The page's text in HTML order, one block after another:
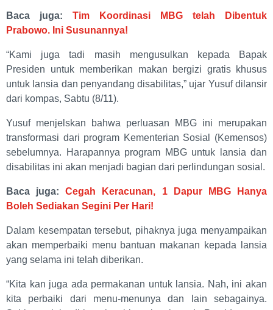
Baca juga: Tim Koordinasi MBG telah Dibentuk
Prabowo. Ini Susunannya!
“Kami juga tadi masih mengusulkan kepada Bapak
Presiden untuk memberikan makan bergizi gratis khusus
untuk lansia dan penyandang disabilitas,” ujar Yusuf dilansir
dari kompas, Sabtu (8/11).
Yusuf menjelskan bahwa perluasan MBG ini merupakan
transformasi dari program Kementerian Sosial (Kemensos)
sebelumnya. Harapannya program MBG untuk lansia dan
disabilitas ini akan menjadi bagian dari perlindungan sosial.
Baca juga:Cegah Keracunan, 1 Dapur MBG Hanya
Boleh Sediakan Segini Per Hari!
Dalam kesempatan tersebut, pihaknya juga menyampaikan
akan memperbaiki menu bantuan makanan kepada lansia
yang selama ini telah diberikan.
“Kita kan juga ada permakanan untuk lansia. Nah, ini akan
kita perbaiki dari menu-menunya dan lain sebagainya.